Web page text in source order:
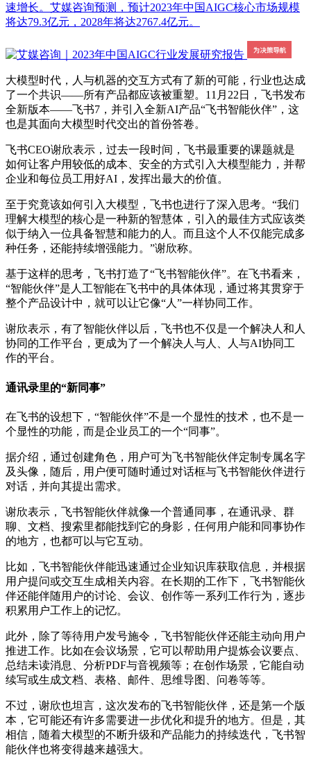
速增长。艾媒咨询预测，预计2023年中国AIGC核心市场规模
将达79.3亿元，2028年将达2767.4亿元。
大模型时代，人与机器的交互方式有了新的可能，行业也达成
了一个共识——所有产品都应该被重塑。11月22日，飞书发布
全新版本——飞书7，并引入全新AI产品“飞书智能伙伴”，这
也是其面向大模型时代交出的首份答卷。
飞书CEO谢欣表示，过去一段时间，飞书最重要的课题就是
如何让客户用较低的成本、安全的方式引入大模型能力，并帮
企业和每位员工用好AI，发挥出最大的价值。
至于究竟该如何引入大模型，飞书也进行了深入思考。“我们
理解大模型的核心是一种新的智慧体，引入的最佳方式应该类
似于纳入一位具备智慧和能力的人。而且这个人不仅能完成多
种任务，还能持续增强能力。”谢欣称。
基于这样的思考，飞书打造了“飞书智能伙伴”。在飞书看来，
“智能伙伴”是人工智能在飞书中的具体体现，通过将其贯穿于
整个产品设计中，就可以让它像“人”一样协同工作。
谢欣表示，有了智能伙伴以后，飞书也不仅是一个解决人和人
协同的工作平台，更成为了一个解决人与人、人与AI协同工
作的平台。
通讯录里的“新同事”
在飞书的设想下，“智能伙伴”不是一个显性的技术，也不是一
个显性的功能，而是企业员工的一个“同事”。
据介绍，通过创建角色，用户可为飞书智能伙伴定制专属名字
及头像，随后，用户便可随时通过对话框与飞书智能伙伴进行
对话，并向其提出需求。
谢欣表示，飞书智能伙伴就像一个普通同事，在通讯录、群
聊、文档、搜索里都能找到它的身影，任何用户能和同事协作
的地方，也都可以与它互动。
比如，飞书智能伙伴能迅速通过企业知识库获取信息，并根据
用户提问或交互生成相关内容。在长期的工作下，飞书智能伙
伴还能伴随用户的讨论、会议、创作等一系列工作行为，逐步
积累用户工作上的记忆。
此外，除了等待用户发号施令，飞书智能伙伴还能主动向用户
推进工作。比如在会议场景，它可以帮助用户提炼会议要点、
总结未读消息、分析PDF与音视频等；在创作场景，它能自动
续写或生成文档、表格、邮件、思维导图、问卷等等。
不过，谢欣也坦言，这次发布的飞书智能伙伴，还是第一个版
本，它可能还有许多需要进一步优化和提升的地方。但是，其
相信，随着大模型的不断升级和产品能力的持续迭代，飞书智
能伙伴也将变得越来越强大。